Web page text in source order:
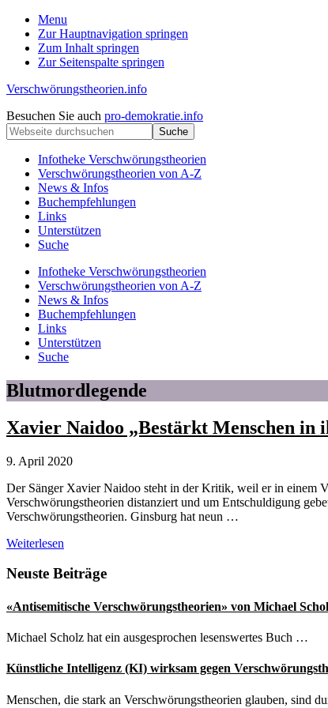
Menu
Zur Hauptnavigation springen
Zum Inhalt springen
Zur Seitenspalte springen
Verschwörungstheorien.info
Beiträge
zu
Merkmalen,
Funktionen
Risiken
konspirationistischen
Denkens
Kopfzeile
rechts
Besuchen Sie auch pro-demokratie.info
Webseite
durchsuchen
Infotheke Verschwörungstheorien
Verschwörungstheorien von A-Z
News & Infos
Buchempfehlungen
Links
Unterstützen
Suche
Infotheke Verschwörungstheorien
Verschwörungstheorien von A-Z
News & Infos
Buchempfehlungen
Links
Unterstützen
Suche
Blutmordlegende
Xavier Naidoo „Bestärkt Menschen in
9. April 2020
Der Sänger Xavier Naidoo steht in der Kritik, weil er in einem
Verschwörungstheorien distanziert und um Entschuldigung
Verschwörungstheorien. Ginsburg hat neun …
Xavier
„Bestärkt
ihrem
Weiterlesen
Seitenspalte
Neuste Beiträge
«Antisemitische Verschwörungstheorien» von Michael
Michael Scholz hat ein ausgesprochen lesenswertes Buch …
Künstliche Intelligenz (KI) wirksam gegen
Menschen, die stark an Verschwörungstheorien glauben, sind